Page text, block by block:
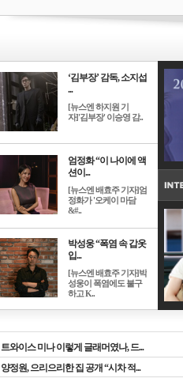
‘김부장’ 감독, 소지섭
...
[뉴스엔 하지원 기
자]'김부장' 이승영 감..
엄정화 “이 나이에 액
션이...
[뉴스엔 배효주 기자]엄
정화가 '오케이 마담
&#..
박성웅 “폭염 속 갑옷
입...
[뉴스엔 배효주 기자]박
성웅이 폭염에도 불구
하고 K..
트와이스 미나 이렇게 글래머였나, 드...
양정원, 으리으리한 집 공개 “시차 적...